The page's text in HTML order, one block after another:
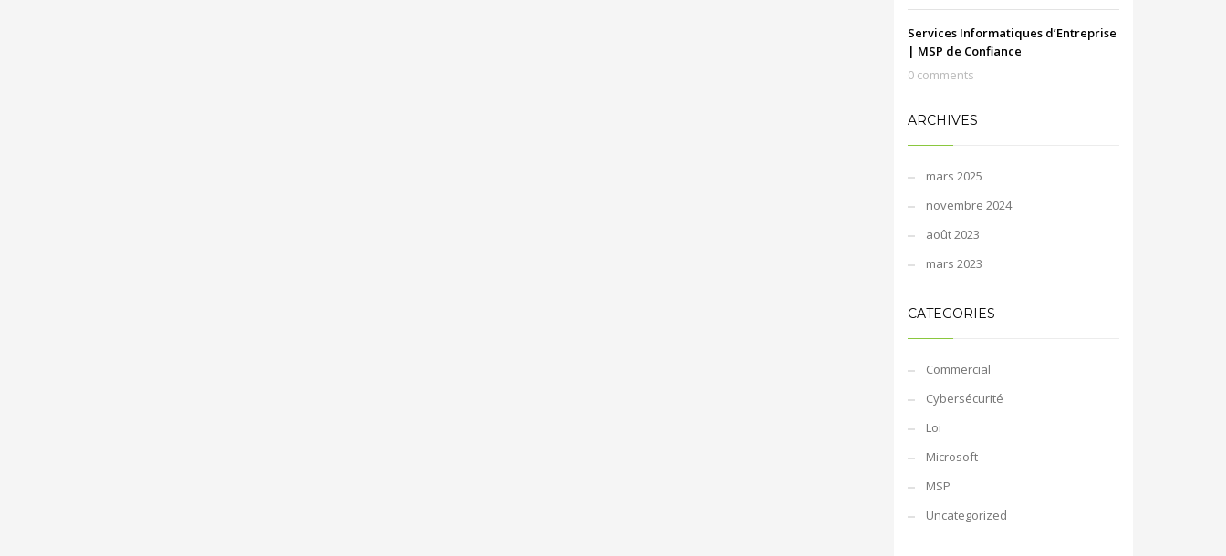
Services Informatiques d’Entreprise
| MSP de Confiance
0 comments
ARCHIVES
mars 2025
novembre 2024
août 2023
mars 2023
CATEGORIES
Commercial
Cybersécurité
Loi
Microsoft
MSP
Uncategorized